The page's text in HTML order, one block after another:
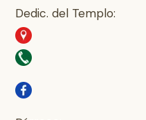
Dedic. del Templo: